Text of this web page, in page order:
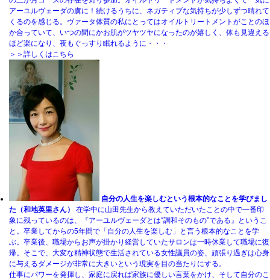
アーユルヴェーダの虜に！続けるうちに、ネガティブな気持ちが少しずつ晴れて
くるのを感じる。ヴァータ体質の私にとってはオイルトリートメントがことのほ
か合っていて、いつの間にかお肌がツヤツヤになったのが嬉しく、体も見違える
ほど楽になり、夜もぐっすり眠れるように・・・
＞＞詳しくはこちら
自分の人生を楽しむという根本的なことを学びまし
た（和地英里さん）
在学中に山田先生から教えていただいたことの中で一番印
象に残っているのは、『アーユルヴェーダとは“調和そのもの”である』というこ
と。卒業してからの5年間で「自分の人生を楽しむ」と言う根本的なことを学
ぶ。卒業後、職場からお声が掛かり経営していたサロンは一時休業して職場に復
帰。そこで、大変な精神状態で生活されている女性議員の姿、頑張り過ぎは心身
に与えるダメージが非常に大きいという現実を目の当たりにする。
仕事にパワーを発揮し、家庭に戻れば家族に優しい言葉をかけ、そして自分のこ